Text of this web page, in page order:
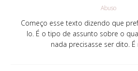
Abuso
Começo esse texto dizendo que
lo. É o tipo de assunto sobre o
nada precisasse ser dito.